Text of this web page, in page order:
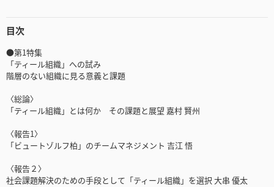
目次
●第1特集
「ティール組織」への試み
階層のない組織に見る意義と課題
〈総論〉
「ティール組織」とは何か その課題と展望 嘉村 賢州
〈報告1〉
「ビュートゾルフ柏」のチームマネジメント 吉江 悟
〈報告２〉
社会課題解決のための手段として「ティール組織」を選択 大串 優太